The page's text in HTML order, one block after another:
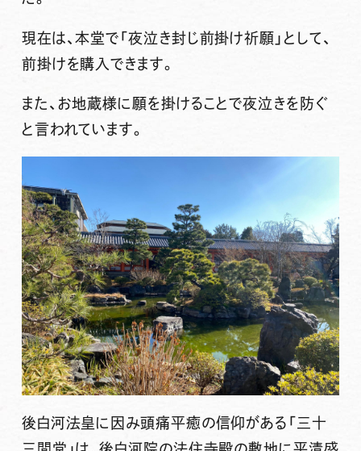
現在は、本堂で「夜泣き封じ前掛け祈願」として、
前掛けを購入できます。
また、お地蔵様に願を掛けることで夜泣きを防ぐ
と言われています。
後白河法皇に因み頭痛平癒の信仰がある「三十